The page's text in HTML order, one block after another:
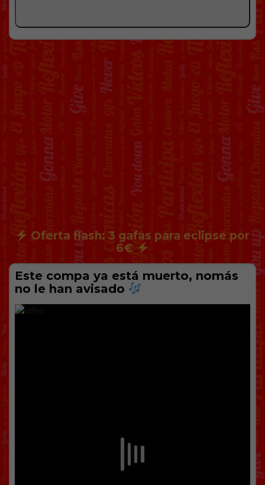
Oferta flash: 3 gafas para eclipse por
6€
Este compa ya está muerto, nomás
no le han avisado